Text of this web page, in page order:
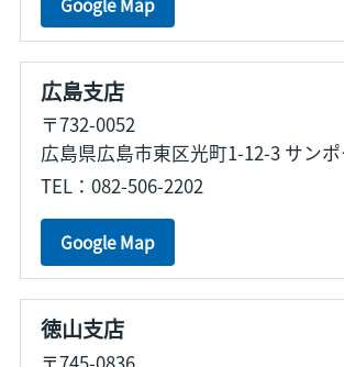
広島支店
〒732-0052
広島県広島市東区光町1-12-3 サン
TEL：082-506-2202
Google Map
徳山支店